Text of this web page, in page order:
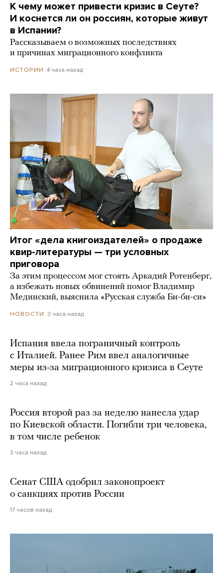
К чему может привести кризис в Сеуте?
И коснется ли он россиян, которые живут
в Испании?
Рассказываем о возможных последствиях
и причинах миграционного конфликта
ИСТОРИИ 4 часа назад
Итог «дела книгоиздателей» о продаже
квир-литературы — три условных
приговора
За этим процессом мог стоять Аркадий Ротенберг,
а избежать новых обвинений помог Владимир
Мединский, выяснила «Русская служба Би-би-си»
НОВОСТИ 3 часа назад
Испания ввела пограничный контроль
с Италией. Ранее Рим ввел аналогичные
меры из-за миграционного кризиса в Сеуте
2 часа назад
Россия второй раз за неделю нанесла удар
по Киевской области. Погибли три человека,
в том числе ребенок
3 часа назад
Сенат США одобрил законопроект
о санкциях против России
17 часов назад